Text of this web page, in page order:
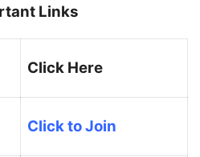
Links
Click Here
Click to Join